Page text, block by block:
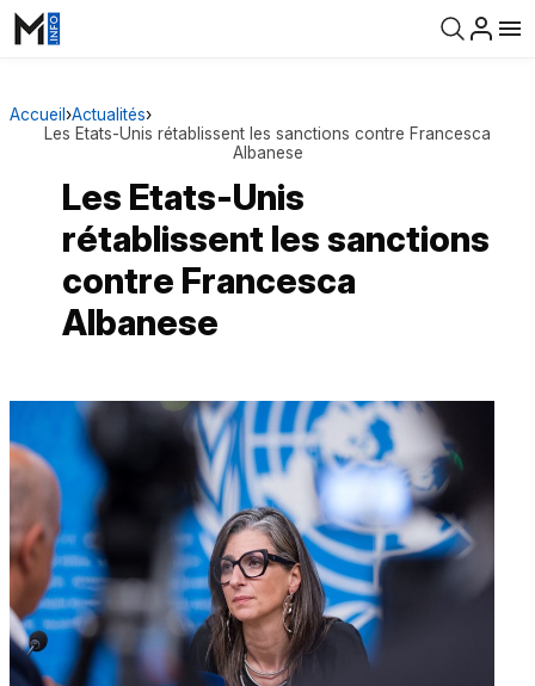
Accueil ›Actualités›
Les Etats-Unis rétablissent les sanctions contre Francesca
Albanese
Les Etats-Unis
rétablissent les sanctions
contre Francesca
Albanese